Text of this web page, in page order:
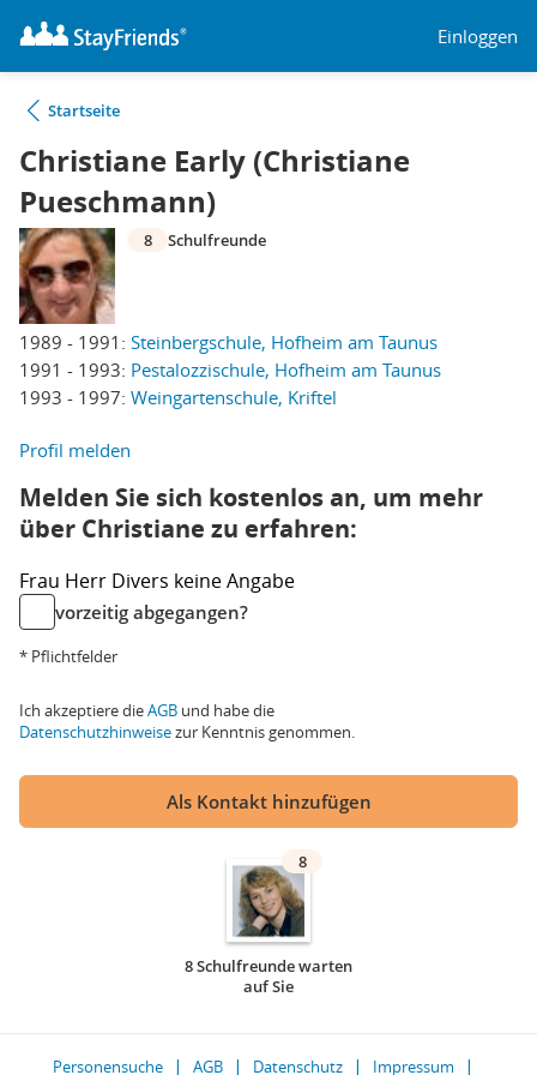
Einloggen
Startseite
Christiane Early (Christiane
Pueschmann)
1989 - 1991: Steinbergschule, Hofheim am Taunus
1991 - 1993: Pestalozzischule, Hofheim am Taunus
1993 - 1997: Weingartenschule, Kriftel
8 Schulfreunde
Profil melden
Melden Sie sich kostenlos an, um mehr
über Christiane zu erfahren:
Frau Herr Divers keine Angabe
vorzeitig abgegangen?
* Pflichtfelder
Ich akzeptiere dieAGB und habe die
Datenschutzhinweisezur Kenntnis genommen.
Als Kontakt hinzufügen
8
8 Schulfreunde warten
auf Sie
Personensuche AGB Datenschutz Impressum